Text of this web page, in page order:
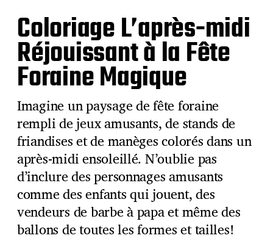
Coloriage L’après-midi
Réjouissant à la Fête
Foraine Magique
Imagine un paysage de fête foraine
rempli de jeux amusants, de stands de
friandises et de manèges colorés dans un
après-midi ensoleillé. N’oublie pas
d’inclure des personnages amusants
comme des enfants qui jouent, des
vendeurs de barbe à papa et même des
ballons de toutes les formes et tailles!